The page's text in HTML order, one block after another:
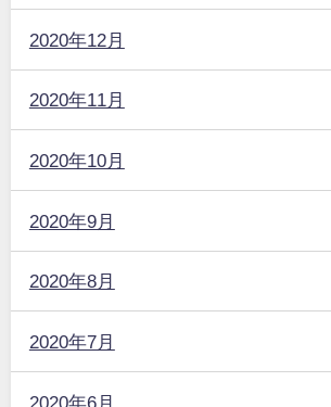
2020年12月
2020年11月
2020年10月
2020年9月
2020年8月
2020年7月
2020年6月